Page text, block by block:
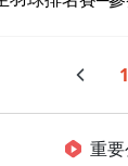
1
重